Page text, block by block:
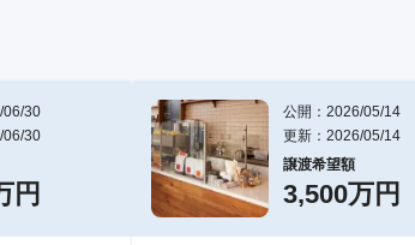
06/30
06/30
円
公開：2026/05/14
更新：2026/05/14
譲渡希望額
3,500万円